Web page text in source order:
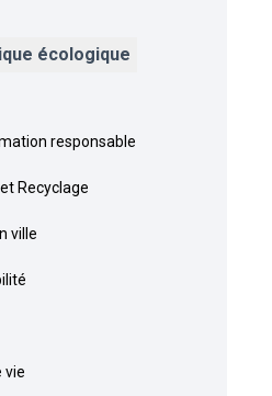
écologique
responsable
et Recyclage
ville
vie